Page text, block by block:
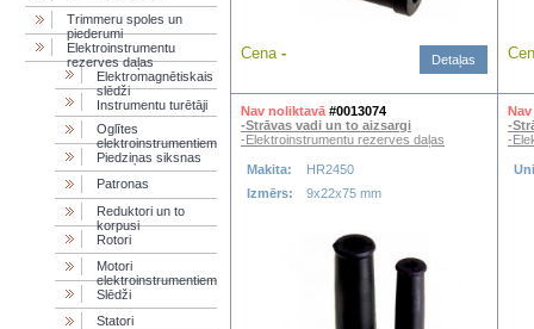
Trimmeru spoles un
piederumi
Elektroinstrumentu
rezerves daļas
Elektromagnētiskais
slēdži
Instrumentu turētāji
Oglītes
elektroinstrumentiem
Piedziņas siksnas
Patronas
Reduktori un to
korpusi
Rotori
Motori
elektroinstrumentiem
Slēdži
Statori
Cena - Detaļas
Nav noliktavā #0013074
-Strāvas vadi un to aizsargi
-Elektroinstrumentu rezerves daļas
Makita:
HR2450
Izmērs:
9x22x75 mm
-
-